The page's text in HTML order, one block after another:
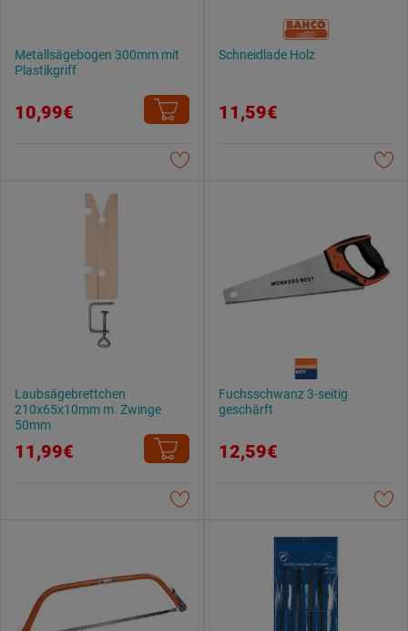
Metallsägebogen 300mm mit
Plastikgriff
10,99€
Schneidlade Holz
11,59€
Laubsägebrettchen
210x65x10mm m. Zwinge
50mm
11,99€
Fuchsschwanz 3-seitig
geschärft
12,59€